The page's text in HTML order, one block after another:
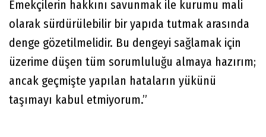
Emekçilerin hakkını savunmak ile kurumu mali
olarak sürdürülebilir bir yapıda tutmak arasında
denge gözetilmelidir. Bu dengeyi sağlamak için
üzerime düşen tüm sorumluluğu almaya hazırım;
ancak geçmişte yapılan hataların yükünü
taşımayı kabul etmiyorum.”